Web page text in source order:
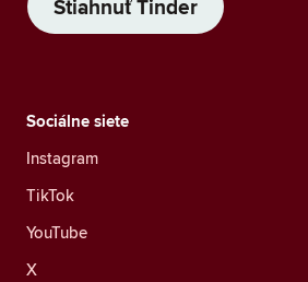
Stiahnuť Tinder
Sociálne siete
Instagram
TikTok
YouTube
X